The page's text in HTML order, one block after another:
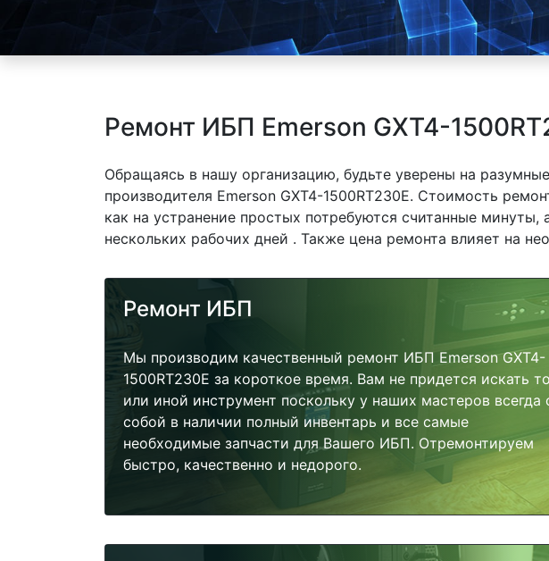
Ремонт ИБП Emerson GXT4-
Обращаясь в нашу организацию, будьте уверены на
производителя Emerson GXT4-1500RT230E. Стоимость
как на устранение простых потребуются считанные
нескольких рабочих дней . Также цена ремонта влияет на
Ремонт ИБП
Мы производим качественный ремонт ИБП Emerson GXT4-
1500RT230E за короткое время. Вам не придется искать
или иной инструмент поскольку у наших мастеров всегда
собой в наличии полный инвентарь и все самые
необходимые запчасти для Вашего ИБП. Отремонтируем
быстро, качественно и недорого.